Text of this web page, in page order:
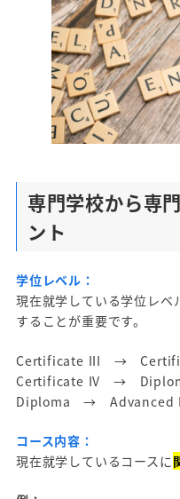
専門学校から専
ント
学位レベル：
現在就学している学位レベ
することが重要です。
Certificate III →
Certificate IV →
Diploma → Advanced
コース内容：
現在就学しているコースに